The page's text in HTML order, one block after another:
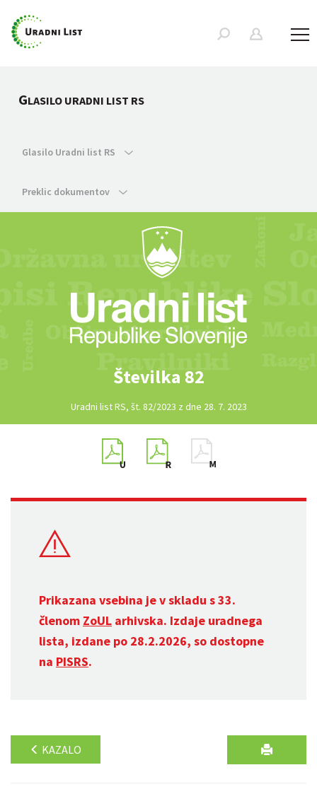
GLASILO URADNI LIST RS
Glasilo Uradni list RS
Preklic dokumentov
Številka 82
Uradni list RS, št. 82/2023 z dne 28. 7. 2023
Prikazana vsebina je v skladu s 33.
členom ZoUL arhivska. Izdaje uradnega
lista, izdane po 28.2.2026, so dostopne
na PISRS.
KAZALO